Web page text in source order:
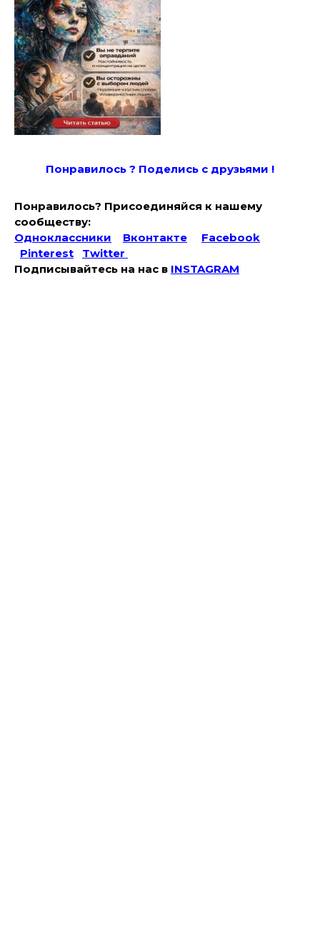
Понравилось ? Поделись с друзьями !
Понравилось? Присоединяйся к нашему
сообществу:
Одноклассники
Вконтакте
Facebook
Pinterest
Twitter
Подписывайтесь на наc в INSTAGRAM